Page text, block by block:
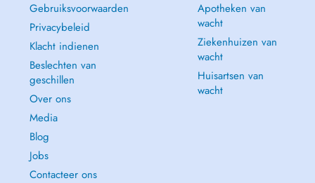
Gebruiksvoorwaarden
Privacybeleid
Klacht indienen
Beslechten van
geschillen
Over ons
Media
Blog
Jobs
Contacteer ons
Apotheken van
wacht
Ziekenhuizen van
wacht
Huisartsen van
wacht